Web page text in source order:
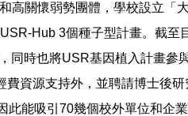
高關懷弱勢團體，學校設立
Hub 3個種子型計畫。截
時也將USR基因植入計畫
資源支持外，並聘請博士後
能吸引70幾個校外單位和